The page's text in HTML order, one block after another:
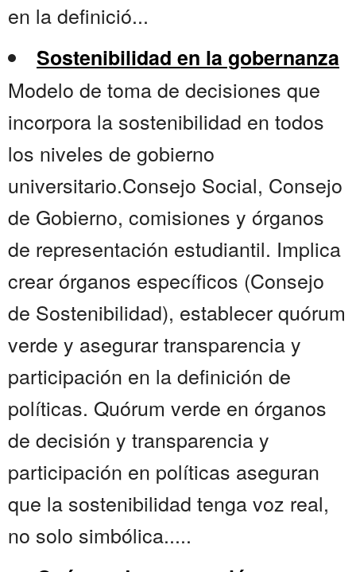
en la definició...
Sostenibilidad en la gobernanza
Modelo de toma de decisiones que
incorpora la sostenibilidad en todos
los niveles de gobierno
universitario.Consejo Social, Consejo
de Gobierno, comisiones y órganos
de representación estudiantil. Implica
crear órganos específicos (Consejo
de Sostenibilidad), establecer quórum
verde y asegurar transparencia y
participación en la definición de
políticas. Quórum verde en órganos
de decisión y transparencia y
participación en políticas aseguran
que la sostenibilidad tenga voz real,
no solo simbólica.....